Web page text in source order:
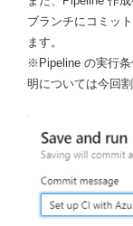
ブランチにコミッ
ます。
※Pipeline の実行条
明については今回割